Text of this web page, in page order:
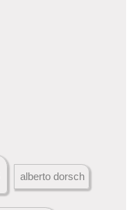
alberto dorsch